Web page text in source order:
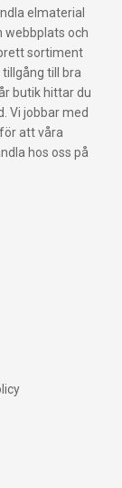
elmaterial
webbplats och
sortiment
till bra
butik hittar du
Vi jobbar med
att våra
hos oss på